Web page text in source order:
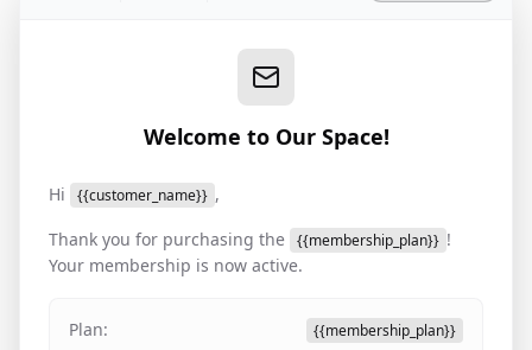
Welcome to Our Space!
Hi {{customer_name}} ,
Thank you for purchasing the {{membership_plan}} !
Your membership is now active.
Plan: {{membership_plan}}